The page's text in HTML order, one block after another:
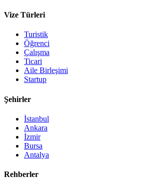
Vize Türleri
Turistik
Öğrenci
Çalışma
Ticari
Aile Birleşimi
Startup
Şehirler
İstanbul
Ankara
İzmir
Bursa
Antalya
Rehberler